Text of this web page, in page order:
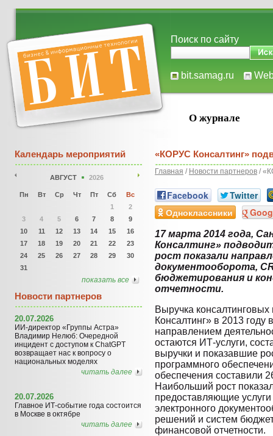
Поиск по сайту
bit.samag.ru
О журнале
Календарь мероприятий
АВГУСТ 2026
Пн Вт Ср Чт Пт Сб
Вс
1
2
3
4 5 6 7 8
9
10
11 12 13 14 15
16
17
18 19 20 21 22
23
24
25 26 27 28 29
30
31
показать все
Новости партнеров
20.07.2026
ИИ-директор «Группы Астра»
Владимир Нелюб: Очередной
инцидент с доступом к ChatGPT
возвращает нас к вопросу о
национальных моделях
читать далее
20.07.2026
Главное ИТ-событие года состоится
в Москве в октябре
читать далее
«КОРУС Консалтинг»
Главная / Новости партнеров /
Facebook
Twitter
Одноклассники
17 марта 2014 года,
Консалтинг»
рост показали
документооборота,
бюджетирования и
отчетности.
Выручка
Консалтинг» в 2013
направлением
остаются ИТ-услуги,
выручки и показавшие
программного
обеспечения составили
Наибольший рост
предоставляющие
электронного
решений и систем
финансовой отчетности.